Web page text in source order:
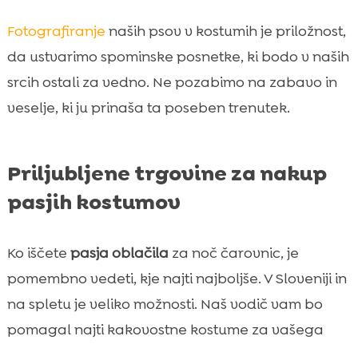
Fotografiranje naših psov v kostumih je priložnost,
da ustvarimo spominske posnetke, ki bodo v naših
srcih ostali za vedno. Ne pozabimo na zabavo in
veselje, ki ju prinaša ta poseben trenutek.
Priljubljene trgovine za nakup
pasjih kostumov
Ko iščete pasja oblačila za noč čarovnic, je
pomembno vedeti, kje najti najboljše. V Sloveniji in
na spletu je veliko možnosti. Naš vodič vam bo
pomagal najti kakovostne kostume za vašega